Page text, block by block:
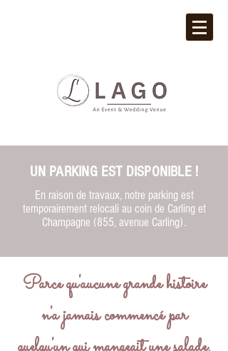
UN PARKING EST DISPONIBLE !
En raison de travaux, notre parking est
temporairement relocali au coin de Carling et
Champagne (855, avenue Carling).
Parce qu'aucune grande histoire
n'a jamais commencé par